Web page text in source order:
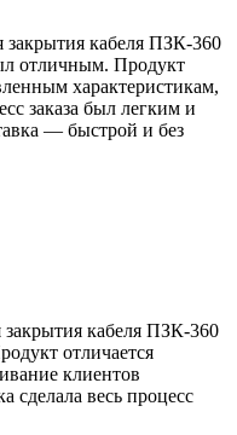
кабеля ПЗК-360
отличным. Продукт
характеристикам,
заказа был легким и
— быстрой и без
кабеля ПЗК-360
отличается
клиентов
сделала весь процесс